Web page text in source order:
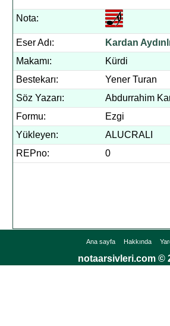
Nota:
Eser Adı:
Kardan
Makamı:
Kürdi
Bestekarı:
Yener Turan
Söz Yazarı:
Abdurrahim
Formu:
Ezgi
Yükleyen:
ALUCRALI
REPno:
0
Ana sayfa Hakkında
notaarsivleri.com ©